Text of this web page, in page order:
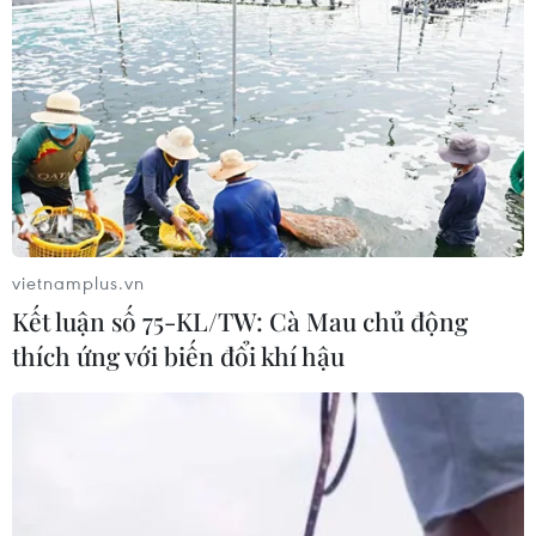
Chưa đầu tư mở rộng Quốc lộ 1 đoạn
Bạc Liêu-Cà Mau giai đoạn 2026-
2030
06/08/2026 12:24
Tuyên Quang khẩn trương khắc
phục sạt lở trên các tuyến giao thông
06/08/2026 11:54
Thi công trở lại dự án sửa chữa Quốc
vietnamplus.vn
Kết luận số 75-KL/TW: Cà Mau chủ động
thích ứng với biến đổi khí hậu